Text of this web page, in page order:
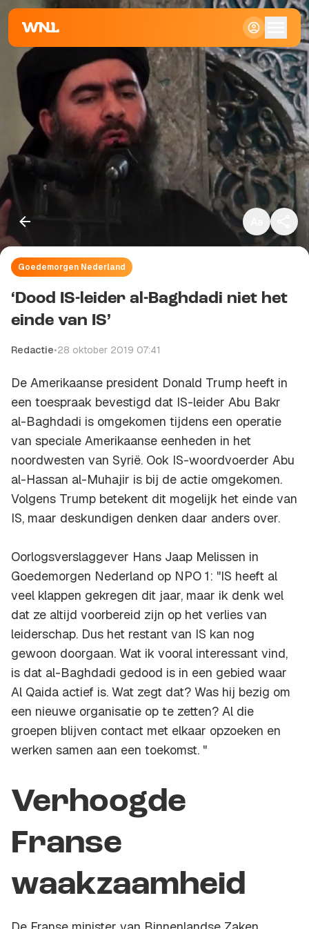
Klein
Standaard
Groot
Goedemorgen Nederland
‘Dood IS-leider al-Baghdadi niet het
einde van IS’
Redactie•28 oktober 2019 07:41
De Amerikaanse president Donald Trump heeft in
een toespraak bevestigd dat IS-leider Abu Bakr
al-Baghdadi is omgekomen tijdens een operatie
van speciale Amerikaanse eenheden in het
noordwesten van Syrië. Ook IS-woordvoerder Abu
al-Hassan al-Muhajir is bij de actie omgekomen.
Volgens Trump betekent dit mogelijk het einde van
IS, maar deskundigen denken daar anders over.
Oorlogsverslaggever Hans Jaap Melissen in
Goedemorgen Nederland op NPO 1: "IS heeft al
veel klappen gekregen dit jaar, maar ik denk wel
dat ze altijd voorbereid zijn op het verlies van
leiderschap. Dus het restant van IS kan nog
gewoon doorgaan. Wat ik vooral interessant vind,
is dat al-Baghdadi gedood is in een gebied waar
Al Qaida actief is. Wat zegt dat? Was hij bezig om
een nieuwe organisatie op te zetten? Al die
groepen blijven contact met elkaar opzoeken en
werken samen aan een toekomst. "
Verhoogde
Franse
waakzaamheid